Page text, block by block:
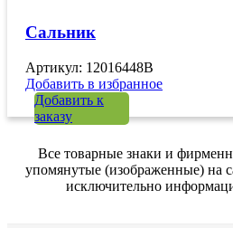
Сальник
Артикул: 12016448B
Добавить в избранное
Добавить к
заказу
Все товарные знаки и
упомянутые (изображенные) на
исключительно